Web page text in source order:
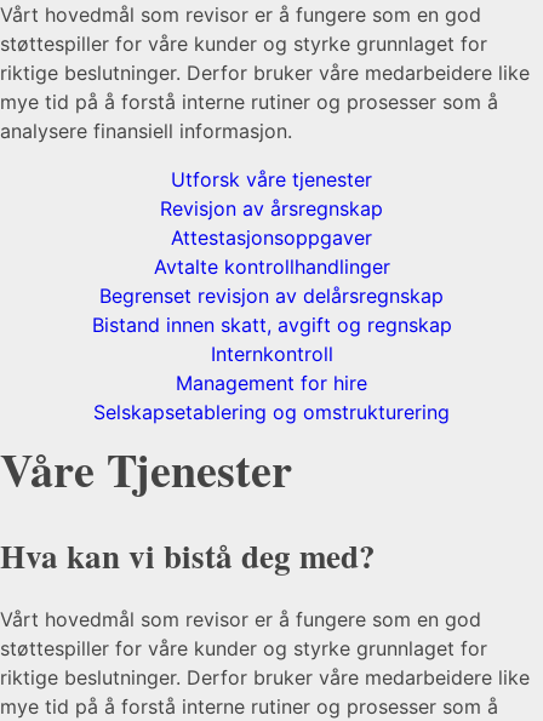
Vårt hovedmål som revisor er å fungere som en god
støttespiller for våre kunder og styrke grunnlaget for
riktige beslutninger. Derfor bruker våre medarbeidere like
mye tid på å forstå interne rutiner og prosesser som å
analysere finansiell informasjon.
Utforsk våre tjenester
Revisjon av årsregnskap
Attestasjonsoppgaver
Avtalte kontrollhandlinger
Begrenset revisjon av delårsregnskap
Bistand innen skatt, avgift og regnskap
Internkontroll
Management for hire
Selskapsetablering og omstrukturering
Våre Tjenester
Hva kan vi bistå deg med?
Vårt hovedmål som revisor er å fungere som en god
støttespiller for våre kunder og styrke grunnlaget for
riktige beslutninger. Derfor bruker våre medarbeidere like
mye tid på å forstå interne rutiner og prosesser som å